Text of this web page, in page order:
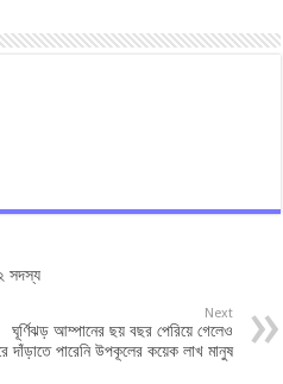
সদস্য
Next
ঘূর্ণিঝড় আম্পানের ছয় বছর পেরিয়ে গেলেও
দাঁড়াতে পারেনি উপকূলের কয়েক লাখ মানুষ